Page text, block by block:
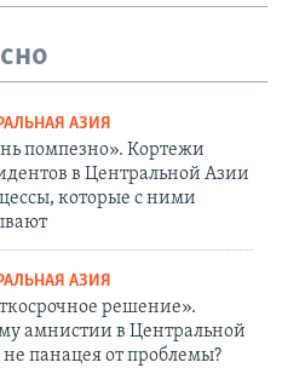
АЗИЯ
помпезно». Кортежи
в Центральной Азии
которые с ними
АЗИЯ
решение».
амнистии в Центральной
панацея от проблемы?